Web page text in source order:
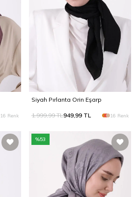
16 Renk
Siyah Pırlanta Orin Eşarp
1.999,99TL949,99 TL 16 Renk
%53